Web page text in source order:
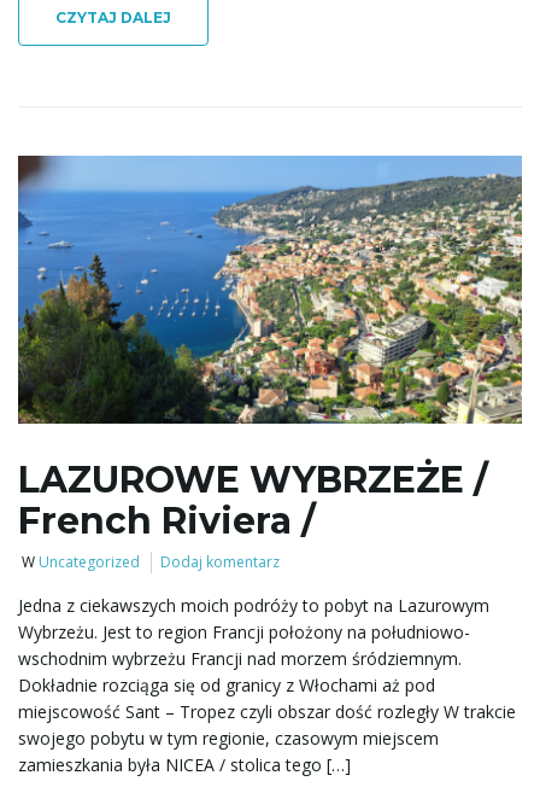
w
i
g
CZYTAJ DALEJ
LAZUROWE WYBRZEŻE /
French Riviera /
W Uncategorized Dodaj komentarz
Jedna z ciekawszych moich podróży to pobyt na Lazurowym
Wybrzeżu. Jest to region Francji położony na południowo-
wschodnim wybrzeżu Francji nad morzem śródziemnym.
Dokładnie rozciąga się od granicy z Włochami aż pod
miejscowość Sant – Tropez czyli obszar dość rozległy W trakcie
swojego pobytu w tym regionie, czasowym miejscem
zamieszkania była NICEA / stolica tego […]